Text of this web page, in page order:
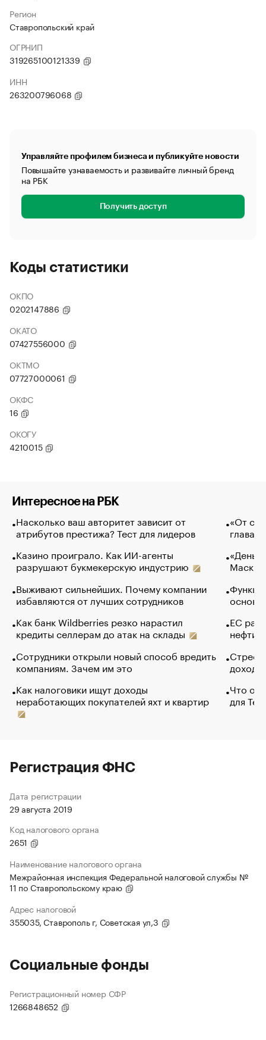
Регион
Ставропольский край
ОГРНИП
319265100121339
ИНН
263200796068
Управляйте профилем бизнеса и публикуйте новости
Повышайте узнаваемость и развивайте личный бренд
на РБК
Получить доступ
Коды статистики
ОКПО
0202147886
ОКАТО
07427556000
ОКТМО
07727000061
ОКФС
16
ОКОГУ
4210015
Интересное на РБК
Насколько ваш авторитет зависит от
атрибутов престижа? Тест для лидеров
Казино проиграло. Как ИИ-агенты
разрушают букмекерскую индустрию
Выживают сильнейших. Почему компании
избавляются от лучших сотрудников
Как банк Wildberries резко нарастил
кредиты селлерам до атак на склады
Сотрудники открыли новый способ вредить
компаниям. Зачем им это
Как налоговики ищут доходы
неработающих покупателей яхт и квартир
«От
глава
Маск в
основ
ЕС
нефти
Что
для
Регистрация ФНС
Дата регистрации
29 августа 2019
Код налогового органа
2651
Наименование налогового органа
Межрайонная инспекция Федеральной налоговой службы №
11 по Ставропольскому краю
Адрес налоговой
355035, Ставрополь г, Советская ул,3
Социальные фонды
Регистрационный номер СФР
1266848652